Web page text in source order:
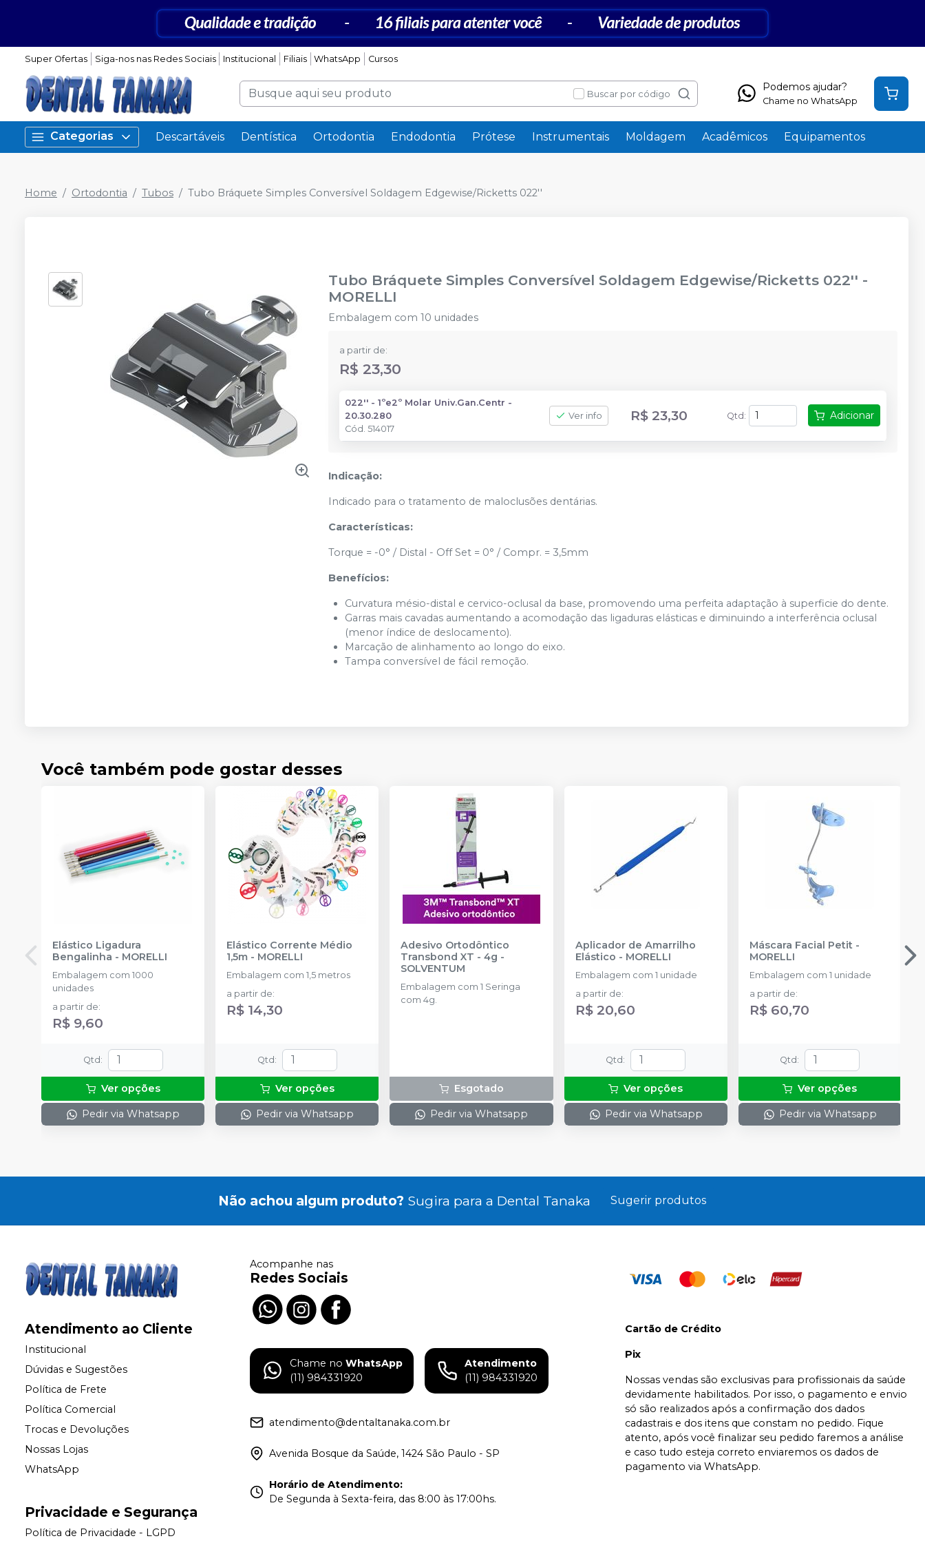
Super Ofertas Siga-nos nas Redes Sociais Institucional Filiais WhatsApp Cursos
Buscar por código
Podemos ajudar?
Chame no WhatsApp
Categorias Descartáveis Dentística Ortodontia Endodontia Prótese Instrumentais Moldagem Acadêmicos Equipamentos
Home Ortodontia Tubos Tubo Bráquete Simples Conversível Soldagem Edgewise/Ricketts 022''
Tubo Bráquete Simples Conversível Soldagem Edgewise/Ricketts 022'' -
MORELLI
Embalagem com 10 unidades
a partir de:
R$ 23,30
022'' - 1ºe2º Molar Univ.Gan.Centr -
20.30.280
Cód.514017
Ver info R$ 23,30 Qtd : Adicionar
Indicação:
Indicado para o tratamento de maloclusões dentárias.
Características:
Torque = -0° / Distal - Off Set = 0° / Compr. = 3,5mm
Benefícios:
Curvatura mésio-distal e cervico-oclusal da base, promovendo uma perfeita adaptação à superficie do dente.
Garras mais cavadas aumentando a acomodação das ligaduras elásticas e diminuindo a interferência oclusal
(menor índice de deslocamento).
Marcação de alinhamento ao longo do eixo.
Tampa conversível de fácil remoção.
Você também pode gostar desses
Elástico Ligadura
Bengalinha - MORELLI
Embalagem com 1000
unidades
a partir de:
R$ 9,60
Qtd :
Ver opções
Pedir via Whatsapp
Elástico Corrente Médio
1,5m - MORELLI
Embalagem com 1,5 metros
a partir de:
R$ 14,30
Qtd :
Ver opções
Pedir via Whatsapp
Adesivo Ortodôntico
Transbond XT - 4g -
SOLVENTUM
Embalagem com 1 Seringa
com 4g.
Esgotado
Pedir via Whatsapp
Aplicador de Amarrilho
Elástico - MORELLI
Embalagem com 1 unidade
a partir de:
R$ 20,60
Qtd :
Ver opções
Pedir via Whatsapp
Máscara Facial Petit -
MORELLI
Embalagem com 1 unidade
a partir de:
R$ 60,70
Qtd :
Ver opções
Pedir via Whatsapp
Não achou algum produto? Sugira para a Dental Tanaka Sugerir produtos
Atendimento ao Cliente
Institucional
Dúvidas e Sugestões
Política de Frete
Política Comercial
Trocas e Devoluções
Nossas Lojas
WhatsApp
Privacidade e Segurança
Política de Privacidade - LGPD
Acompanhe nas
Redes Sociais
Chame no WhatsApp
(11) 984331920
Atendimento
(11) 984331920
atendimento@dentaltanaka.com.br
Avenida Bosque da Saúde, 1424 São Paulo - SP
Horário de Atendimento:
De Segunda à Sexta-feira, das 8:00 às 17:00hs.
Cartão de Crédito
Pix
Nossas vendas são exclusivas para profissionais da saúde
devidamente habilitados. Por isso, o pagamento e envio
só são realizados após a confirmação dos dados
cadastrais e dos itens que constam no pedido. Fique
atento, após você finalizar seu pedido faremos a análise
e caso tudo esteja correto enviaremos os dados de
pagamento via WhatsApp.